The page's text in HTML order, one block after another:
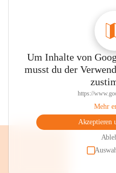
Um Inhalte von
musst du der
https://
Mehr
Akzeptieren